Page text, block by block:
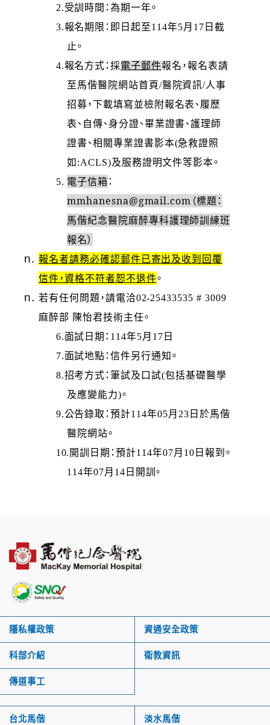
2.受訓時間：為期一年。
3.報名期限：即日起至114年5月17日截
止。
4.報名方式：採電子郵件報名，報名表請
至馬偕醫院網站首頁/醫院資訊/人事
招募，下載填寫並檢附報名表、履歷
表、自傳、身分證、畢業證書、護理師
證書、相關專業證書影本(急救證照
如:ACLS)及服務證明文件等影本。
5. 電子信箱：
mmhanesna@gmail.com （標題：
馬偕紀念醫院麻醉專科護理師訓練班
報名）
報名者請務必確認郵件已寄出及收到回覆
信件，資格不符者恕不退件。
若有任何問題，請電洽02-25433535 # 3009
麻醉部 陳怡君技術主任。
6.面試日期：114年5月17日
7.面試地點：信件另行通知。
8.招考方式：筆試及口試(包括基礎醫學
及應變能力)。
9.公告錄取：預計114年05月23日於馬偕
醫院網站。
10. 開訓日期：預計114年07月10日報到。
114年07月14日開訓。
隱私權政策 資通安全政策
科部介紹 衛教資訊
傳道事工
台北馬偕 淡水馬偕